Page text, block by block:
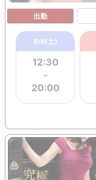
出勤
8/8(土)
12:30
-
20:00